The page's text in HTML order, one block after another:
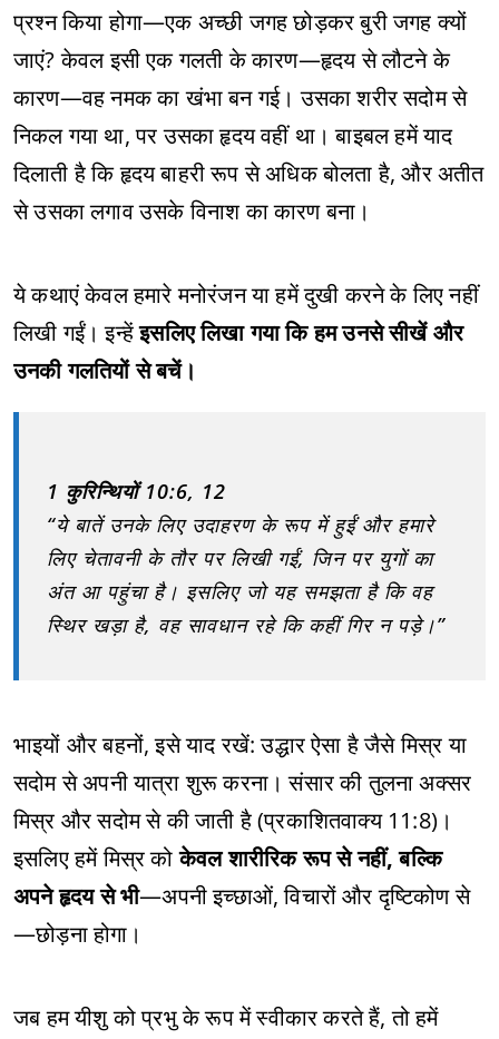
प्रश्न किया होगा—एक अच्छी जगह छोड़कर बुरी जगह क्यों
जाएं? केवल इसी एक गलती के कारण—हृदय से लौटने के
कारण—वह नमक का खंभा बन गई। उसका शरीर सदोम से
निकल गया था, पर उसका हृदय वहीं था। बाइबल हमें याद
दिलाती है कि हृदय बाहरी रूप से अधिक बोलता है, और अतीत
से उसका लगाव उसके विनाश का कारण बना।
ये कथाएं केवल हमारे मनोरंजन या हमें दुखी करने के लिए नहीं
लिखी गईं। इन्हेंइसलिए लिखा गया कि हम उनसे सीखें और
उनकी गलतियों से बचें।
1 कुरिन्थियों 10:6, 12
“ये बातें उनके लिए उदाहरण के रूप में हुईं और हमारे
लिए चेतावनी के तौर पर लिखी गईं, जिन पर युगों का
अंत आ पहुंचा है। इसलिए जो यह समझता है कि वह
स्थिर खड़ा है, वह सावधान रहे कि कहीं गिर न पड़े।”
भाइयों और बहनों, इसे याद रखें: उद्धार ऐसा है जैसे मिस्र या
सदोम से अपनी यात्रा शुरू करना। संसार की तुलना अक्सर
मिस्र और सदोम से की जाती है (प्रकाशितवाक्य 11:8)।
इसलिए हमें मिस्र कोकेवल शारीरिक रूप से नहीं, बल्कि
अपने हृदय से भी—अपनी इच्छाओं, विचारों और दृष्टिकोण से
—छोड़ना होगा।
जब हम यीशु को प्रभु के रूप में स्वीकार करते हैं, तो हमें